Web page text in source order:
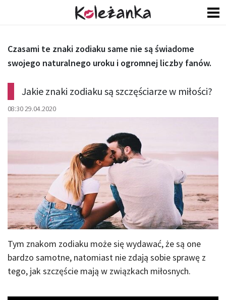
Jakie znaki zodiaku są szczęściarze w miłości?
08:30 29.04.2020
Czasami te znaki zodiaku same nie są świadome
swojego naturalnego uroku i ogromnej liczby fanów.
Tym znakom zodiaku może się wydawać, że są one
bardzo samotne, natomiast nie zdają sobie sprawę z
tego, jak szczęście mają w związkach miłosnych.